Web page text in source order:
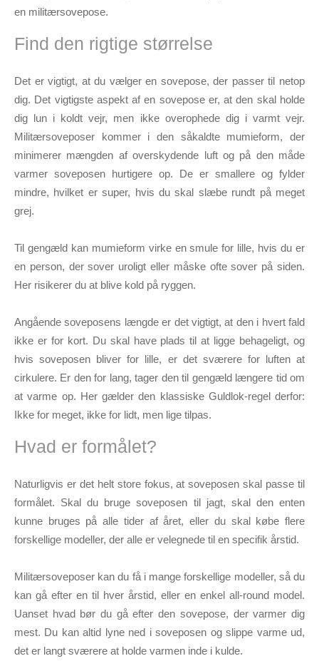
en militærsovepose.
Find den rigtige størrelse
Det er vigtigt, at du vælger en sovepose, der passer til netop
dig. Det vigtigste aspekt af en sovepose er, at den skal holde
dig lun i koldt vejr, men ikke overophede dig i varmt vejr.
Militærsoveposer kommer i den såkaldte mumieform, der
minimerer mængden af overskydende luft og på den måde
varmer soveposen hurtigere op. De er smallere og fylder
mindre, hvilket er super, hvis du skal slæbe rundt på meget
grej.
Til gengæld kan mumieform virke en smule for lille, hvis du er
en person, der sover uroligt eller måske ofte sover på siden.
Her risikerer du at blive kold på ryggen.
Angående soveposens længde er det vigtigt, at den i hvert fald
ikke er for kort. Du skal have plads til at ligge behageligt, og
hvis soveposen bliver for lille, er det sværere for luften at
cirkulere. Er den for lang, tager den til gengæld længere tid om
at varme op. Her gælder den klassiske Guldlok-regel derfor:
Ikke for meget, ikke for lidt, men lige tilpas.
Hvad er formålet?
Naturligvis er det helt store fokus, at soveposen skal passe til
formålet. Skal du bruge soveposen til jagt, skal den enten
kunne bruges på alle tider af året, eller du skal købe flere
forskellige modeller, der alle er velegnede til en specifik årstid.
Militærsoveposer kan du få i mange forskellige modeller, så du
kan gå efter en til hver årstid, eller en enkel all-round model.
Uanset hvad bør du gå efter den sovepose, der varmer dig
mest. Du kan altid lyne ned i soveposen og slippe varme ud,
det er langt sværere at holde varmen inde i kulde.